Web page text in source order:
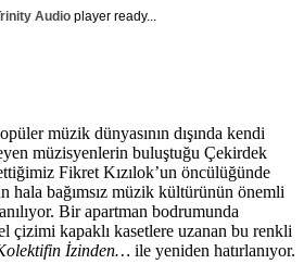
Audio player ready...
müzik dünyasının dışında kendi
müzisyenlerin buluştuğu Çekirdek
Fikret Kızılok’un öncülüğünde
hala bağımsız müzik kültürünün önemli
Bir apartman bodrumunda
çizimi kapaklı kasetlere uzanan bu renkli
İzinden… ile yeniden hatırlanıyor.